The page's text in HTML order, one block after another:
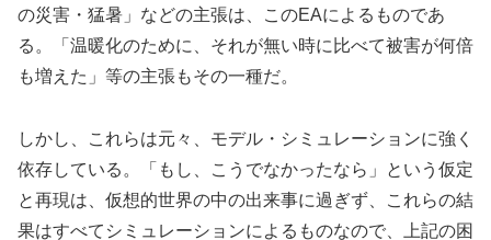
の災害・猛暑」などの主張は、このEAによるものであ
る。「温暖化のために、それが無い時に比べて被害が何倍
も増えた」等の主張もその一種だ。
しかし、これらは元々、モデル・シミュレーションに強く
依存している。「もし、こうでなかったなら」という仮定
と再現は、仮想的世界の中の出来事に過ぎず、これらの結
果はすべてシミュレーションによるものなので、上記の困